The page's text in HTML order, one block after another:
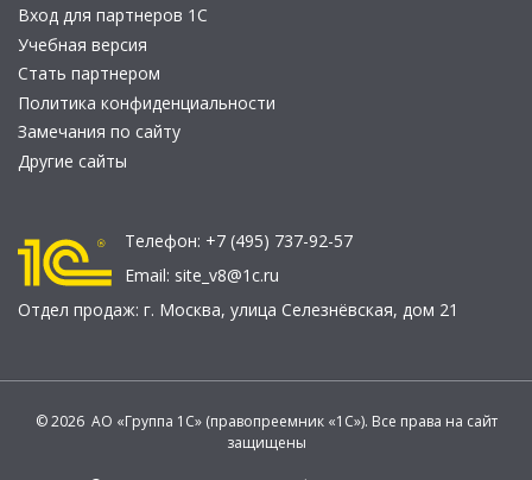
Вход для партнеров 1С
Учебная версия
Стать партнером
Политика конфиденциальности
Замечания по сайту
Другие сайты
Телефон: +7 (495) 737-92-57
Email: site_v8@1c.ru
Отдел продаж: г. Москва, улица Селезнёвская, дом 21
© 2026 АО «Группа 1С» (правопреемник «1С»). Все права на сайт
защищены